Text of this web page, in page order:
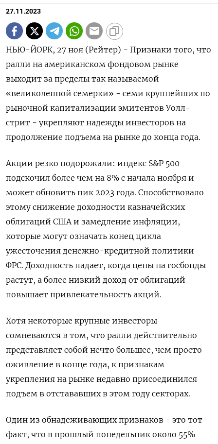
27.11.2023
НЬЮ-ЙОРК, 27 ноя (Рейтер) - Признаки того, что
ралли на американском фондовом рынке
выходит за пределы так называемой
«великолепной семерки» - семи крупнейших по
рыночной капитализации эмитентов Уолл-
стрит - укрепляют надежды инвесторов на
продолжение подъема на рынке до конца года.
Акции резко подорожали: индекс S&P 500
подскочил более чем на 8% с начала ноября и
может обновить пик 2023 года. Способствовало
этому снижение доходности казначейских
облигаций США и замедление инфляции,
которые могут означать конец цикла
ужесточения денежно-кредитной политики
ФРС. Доходность падает, когда цены на госбонды
растут, а более низкий доход от облигаций
повышает привлекательность акций.
Хотя некоторые крупные инвесторы
сомневаются в том, что ралли действительно
представляет собой нечто большее, чем просто
оживление в конце года, к признакам
укрепления на рынке недавно присоединился
подъем в отстававших в этом году секторах.
Один из обнадеживающих признаков - это тот
факт, что в прошлый понедельник около 55%